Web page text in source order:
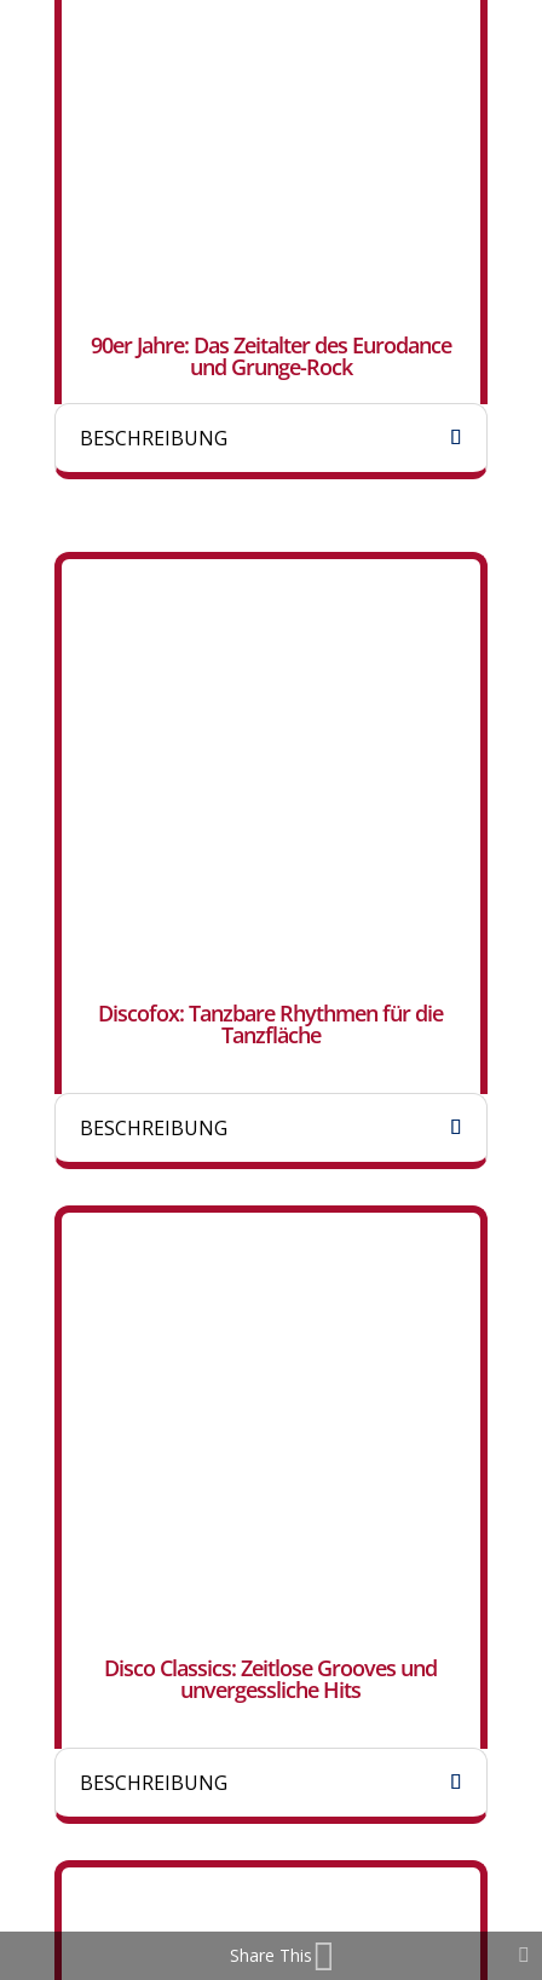
90er Jahre: Das Zeitalter des Eurodance
und Grunge-Rock
BESCHREIBUNG
Discofox: Tanzbare Rhythmen für die
Tanzfläche
BESCHREIBUNG
Disco Classics: Zeitlose Grooves und
unvergessliche Hits
BESCHREIBUNG
Share This